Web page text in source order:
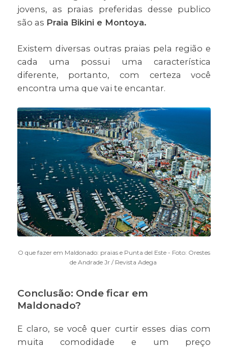
jovens, as praias preferidas desse publico
são as Praia Bikini e Montoya.
Existem diversas outras praias pela região e
cada uma possui uma característica
diferente, portanto, com certeza você
encontra uma que vai te encantar.
O que fazer em Maldonado: praias e Punta del Este - Foto: Orestes
de Andrade Jr / Revista Adega
Conclusão: Onde ficar em
Maldonado?
E claro, se você quer curtir esses dias com
muita comodidade e um preço